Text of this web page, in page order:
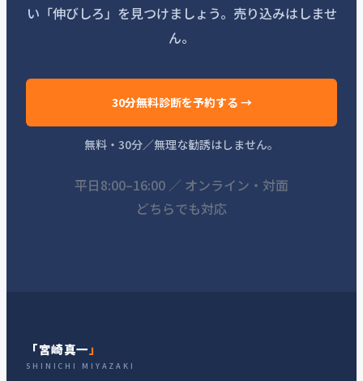
い「伸びしろ」を見つけましょう。売り込みはしませ
ん。
30分無料診断を予約する →
無料・30分／無理な勧誘はしません。
平日8:00–16:00 ／ オンライン・対面
どちらでも対応
「宮崎真一 」
SHINICHI MIYAZAKI